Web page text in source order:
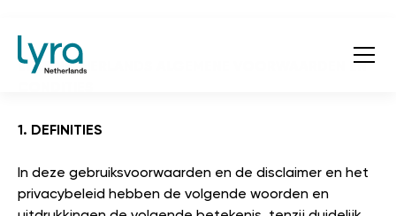
LYRA NETHERLANDS ALGEMENE VOORWAARDEN EN
1. DEFINITIES
In deze gebruiksvoorwaarden en de disclaimer en het
privacybeleid hebben de volgende woorden en